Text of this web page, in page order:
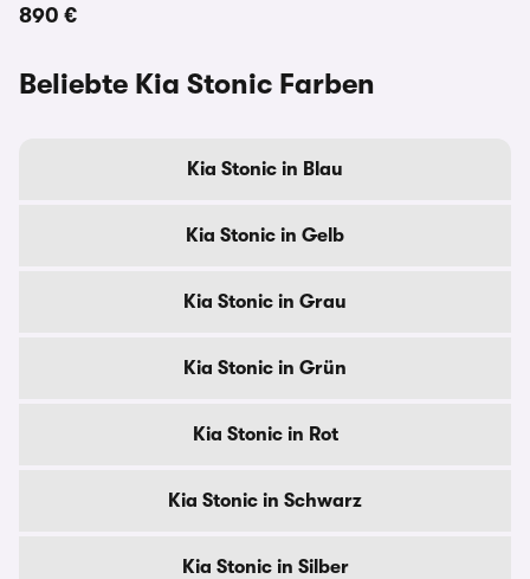
890 €
Beliebte Kia Stonic Farben
Kia Stonic in Blau
Kia Stonic in Gelb
Kia Stonic in Grau
Kia Stonic in Grün
Kia Stonic in Rot
Kia Stonic in Schwarz
Kia Stonic in Silber